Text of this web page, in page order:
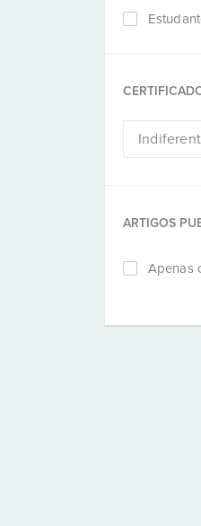
ARTIGOS
Apenas